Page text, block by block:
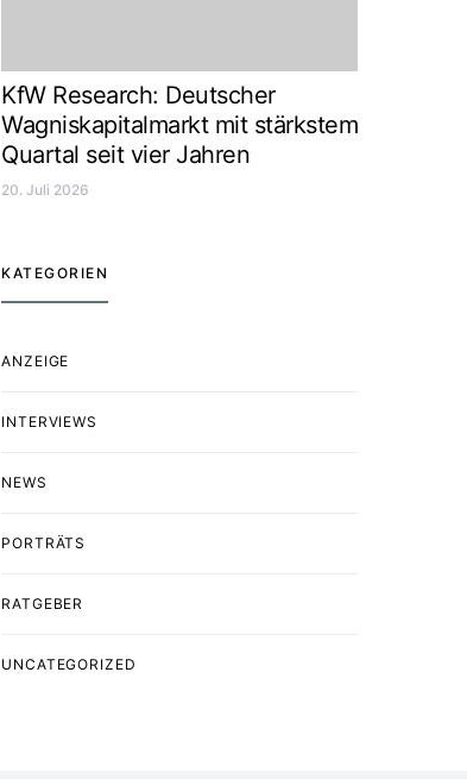
KfW Research: Deutscher
Wagniskapitalmarkt mit stärkstem
Quartal seit vier Jahren
20. Juli 2026
KATEGORIEN
ANZEIGE
INTERVIEWS
NEWS
PORTRÄTS
RATGEBER
UNCATEGORIZED